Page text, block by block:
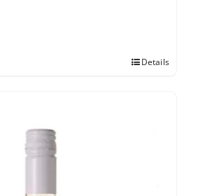
Details